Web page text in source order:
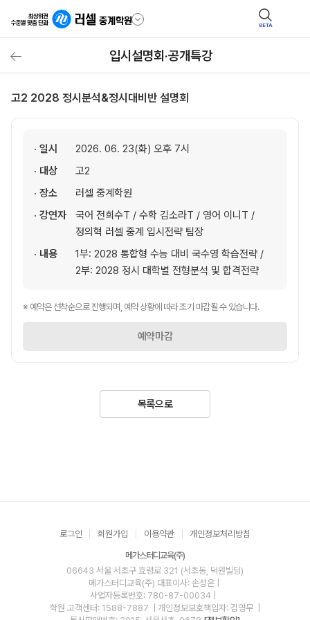
BETA
입시설명회·공개특강
고2 2028 정시분석&정시대비반 설명회
· 일시
2026. 06. 23(화) 오후 7시
· 대상
고2
· 장소
러셀 중계학원
· 강연자
국어 전희수T / 수학 김소라T / 영어 이니T /
정의혁 러셀 중계 입시전략 팀장
· 내용
1부: 2028 통합형 수능 대비 국수영 학습전략 /
2부: 2028 정시 대학별 전형분석 및 합격전략
※ 예약은 선착순으로 진행되며, 예약 상황에 따라 조기 마감될 수 있습니다.
예약마감
목록으로
로그인 회원가입 이용약관 개인정보처리방침
메가스터디교육(주)
06643 서울 서초구 효령로 321 (서초동, 덕원빌딩)
메가스터디교육(주) 대표이사: 손성은 |
사업자등록번호: 780-87-00034
학원 고객센터: 1588-7887
| 개인정보보호책임자: 김영무